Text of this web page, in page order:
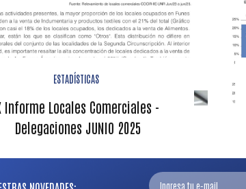
ESTADÍSTICAS
Informe Locales Comerciales -
Delegaciones JUNIO 2025